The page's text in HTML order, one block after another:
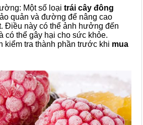
Một số loại trái cây đông
quản và đường để nâng cao
Điều này có thể ảnh hưởng đến
có thể gây hại cho sức khỏe.
kiểm tra thành phần trước khi mua